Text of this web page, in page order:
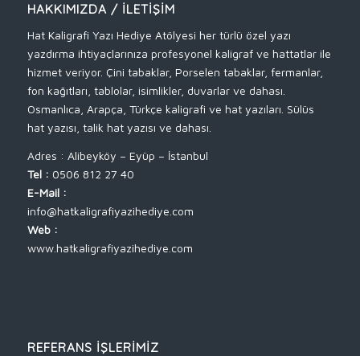
HAKKIMIZDA / İLETIŞIM
Hat Kaligrafi Yazı Hediye Atölyesi her türlü özel yazı
yazdırma ihtiyaçlarınıza profesyonel kaligraf ve hattatlar ile
hizmet veriyor. Çini tabaklar, Porselen tabaklar, fermanlar,
fon kağıtları, tablolar, isimlikler, duvarlar ve dahası.
Osmanlıca, Arapça, Türkçe kaligrafi ve hat yazıları. Sülüs
hat yazısı, talik hat yazısı ve dahası.
Adres : Alibeyköy – Eyüp – İstanbul
Tel : 0506 812 27 40
E-Mail :
info@hatkaligrafiyazihediye.com
Web :
www.hatkaligrafiyazihediye.com
REFERANS İŞLERIMIZ